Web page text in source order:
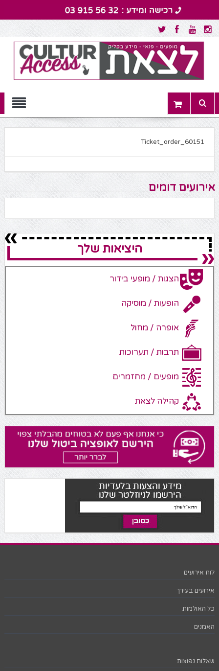
Menu
Ticket_order_60151
אירועים דומים
היציאות שלך
הצגות / מופעי בידור
הופעות / מוסיקה
אופרה / מחול
תרבות / תערוכות
מופעים / מחזמרים
קהילה לצאת
לוח אירועים
אירועים בעירך
כל האולמות
האמנים
שאלות נפוצות